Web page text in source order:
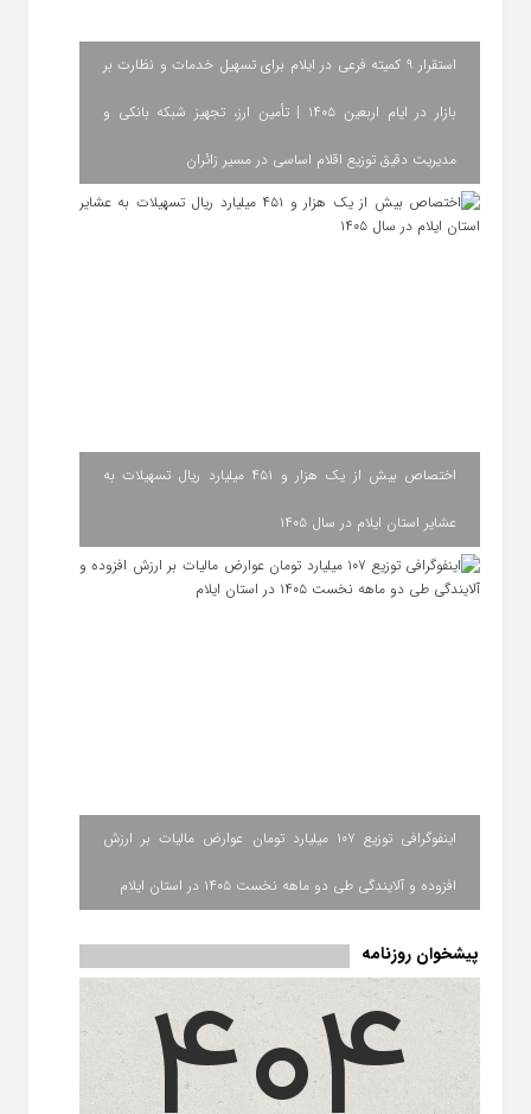
استقرار ۹ کمیته فرعی در ایلام برای تسهیل خدمات و نظارت بر
بازار در ایام اربعین ۱۴۰۵ | تأمین ارز، تجهیز شبکه بانکی و
مدیریت دقیق توزیع اقلام اساسی در مسیر زائران
اختصاص بیش از یک هزار و ۴۵۱ میلیارد ریال تسهیلات به
عشایر استان ایلام در سال ۱۴۰۵
اینفوگرافی توزیع ۱۰۷ میلیارد تومان عوارض مالیات بر ارزش
افزوده و آلایندگی طی دو ماهه نخست ۱۴۰۵ در استان ایلام
پیشخوان روزنامه